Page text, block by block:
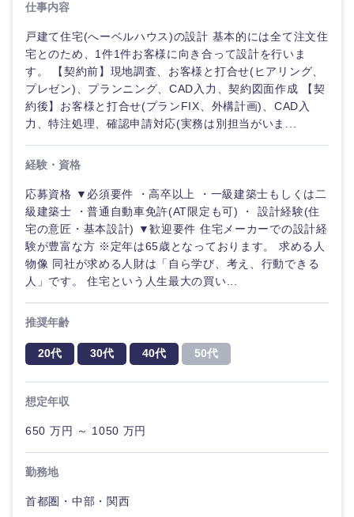
仕事内容
戸建て住宅(へーベルハウス)の設計 基本的には全て注文住
宅とのため、1件1件お客様に向き合って設計を行いま
す。 【契約前】現地調査、お客様と打合せ(ヒアリング、
プレゼン)、プランニング、CAD入力、契約図面作成 【契
約後】お客様と打合せ(プランFIX、外構計画)、CAD入
力、特注処理、確認申請対応(実務は別担当がいま...
経験・資格
応募資格 ▼必須要件 ・高卒以上 ・一級建築士もしくは二
級建築士 ・普通自動車免許(AT限定も可) ・ 設計経験(住
宅の意匠・基本設計) ▼歓迎要件 住宅メーカーでの設計経
験が豊富な方 ※定年は65歳となっております。 求める人
物像 同社が求める人財は「自ら学び、考え、行動できる
人」です。 住宅という人生最大の買い...
推奨年齢
20代 30代 40代 50代
想定年収
650 万円 ～ 1050 万円
勤務地
首都圏・中部・関西